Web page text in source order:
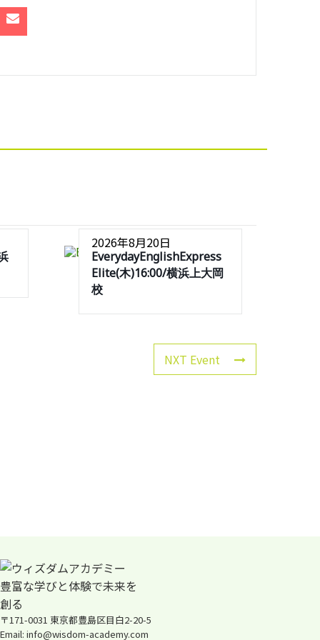
2026年8月20日
EverydayEnglishExpress
Elite(木)16:00/横浜上大岡
校
NXT Event
〒171-0031 東京都豊島区目白2-20-5
Email: info@wisdom-academy.com